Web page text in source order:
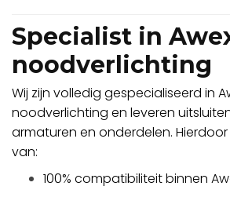
Specialist in
noodverlichting
Wij zijn volledig gespecialiseerd in
noodverlichting en leveren
armaturen en onderdelen.
van:
100% compatibiliteit binnen